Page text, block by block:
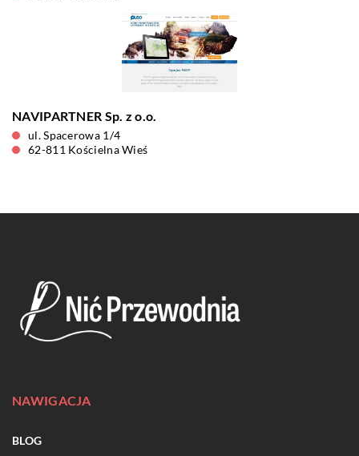
NAVIPARTNER Sp. z o.o.
ul. Spacerowa 1/4
62-811 Kościelna Wieś
NAWIGACJA
BLOG